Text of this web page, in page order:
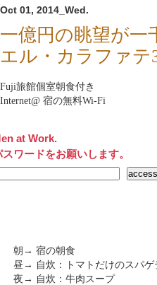
Oct 01, 2014_Wed.
一億円の眺望が一
エル・カラファ
Fuji旅館個室朝食付き
Internet@ 宿の無料Wi-Fi
at Work.
スワードをお願いします。
朝→ 宿の朝食
昼→ 自炊：トマトだけのスパゲ
夜→ 自炊：牛肉スープ